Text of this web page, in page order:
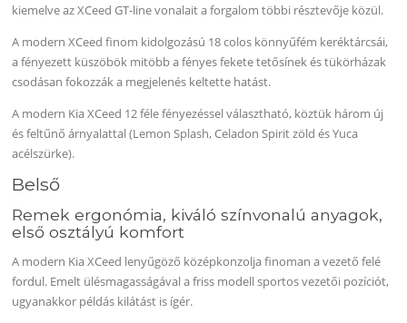
kiemelve az XCeed GT-line vonalait a forgalom többi résztevője közül.
A modern XCeed finom kidolgozású 18 colos könnyűfém keréktárcsái,
a fényezett küszöbök mitöbb a fényes fekete tetősínek és tükörházak
csodásan fokozzák a megjelenés keltette hatást.
A modern Kia XCeed 12 féle fényezéssel választható, köztük három új
és feltűnő árnyalattal (Lemon Splash, Celadon Spirit zöld és Yuca
acélszürke).
Belső
Remek ergonómia, kiváló színvonalú anyagok,
első osztályú komfort
A modern Kia XCeed lenyűgöző középkonzolja finoman a vezető felé
fordul. Emelt ülésmagasságával a friss modell sportos vezetői pozíciót,
ugyanakkor példás kilátást is ígér.